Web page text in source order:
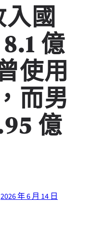
國
億
使用
而男
億
2026 年 6 月 14 日